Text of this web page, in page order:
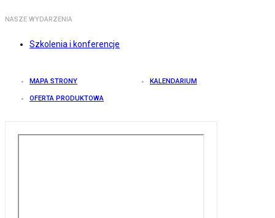
NASZE WYDARZENIA
Szkolenia i konferencje
MAPA STRONY KALENDARIUM
OFERTA PRODUKTOWA